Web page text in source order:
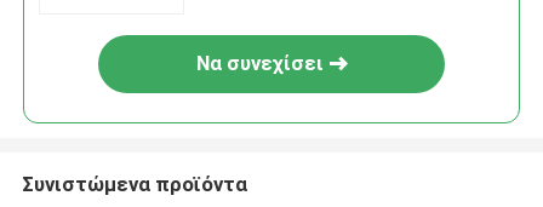
Να συνεχίσει
Συνιστώμενα προϊόντα